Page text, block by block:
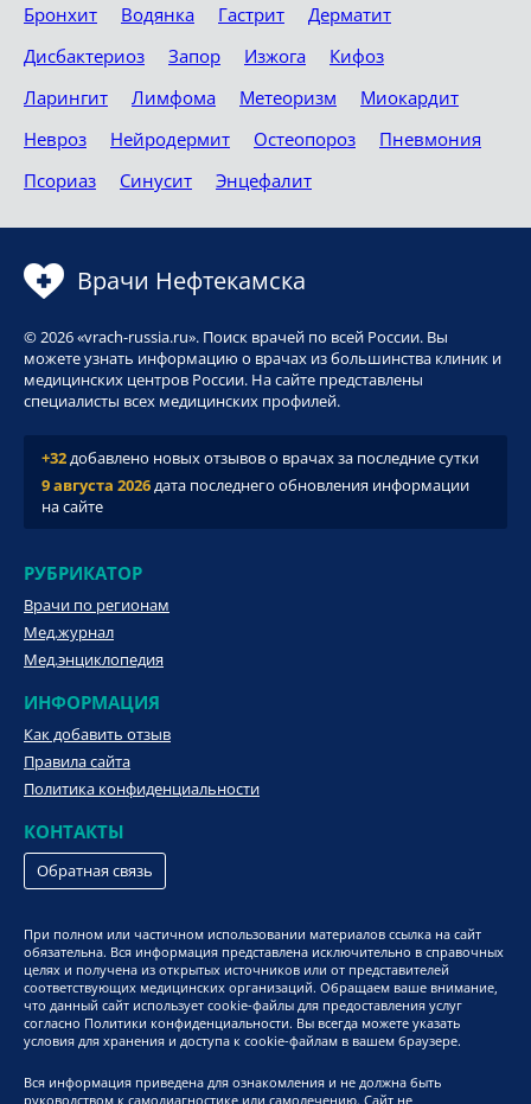
Бронхит
Водянка Гастрит
Дерматит
Дисбактериоз
Запор Изжога
Кифоз
Ларингит
Лимфома Метеоризм
Миокардит
Невроз
Нейродермит Остеопороз
Пневмония
Псориаз
Синусит Энцефалит
Врачи Нефтекамска
© 2026 «vrach-russia.ru». Поиск врачей по всей России. Вы
можете узнать информацию о врачах из большинства клиник и
медицинских центров России. На сайте представлены
специалисты всех медицинских профилей.
+32добавлено новых отзывов о врачах за последние сутки
9 августа 2026дата последнего обновления информации
на сайте
РУБРИКАТОР
Врачи по регионам
Мед.журнал
Мед.энциклопедия
ИНФОРМАЦИЯ
Как добавить отзыв
Правила сайта
Политика конфиденциальности
КОНТАКТЫ
Обратная связь
При полном или частичном использовании материалов ссылка на сайт
обязательна. Вся информация представлена исключительно в справочных
целях и получена из открытых источников или от представителей
соответствующих медицинских организаций. Обращаем ваше внимание,
что данный сайт использует cookie-файлы для предоставления услуг
согласно Политики конфиденциальности. Вы всегда можете указать
условия для хранения и доступа к cookie-файлам в вашем браузере.
Вся информация приведена для ознакомления и не должна быть
руководством к самодиагностике или самолечению. Сайт не